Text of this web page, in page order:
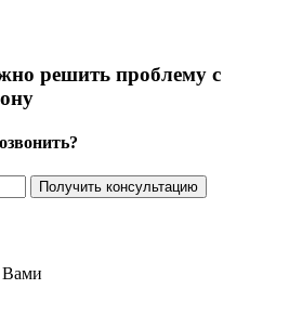
решить проблему с
Получить консультацию
Вами